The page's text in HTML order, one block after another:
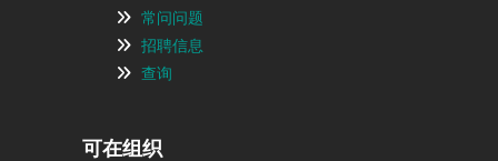
常问问题
招聘信息
查询
可在组织